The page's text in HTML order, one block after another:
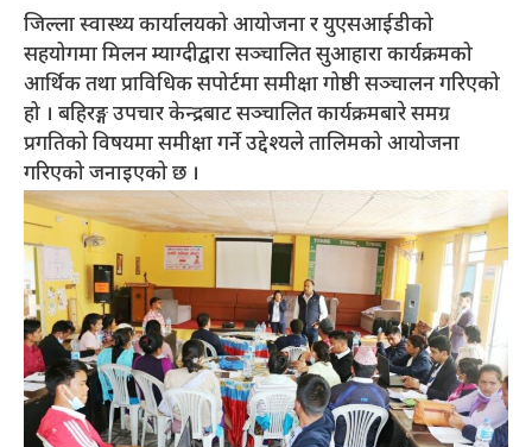
जिल्ला स्वास्थ्य कार्यालयको आयोजना र युएसआईडीको
सहयोगमा मिलन म्याग्दीद्वारा सञ्चालित सुआहारा कार्यक्रमको
आर्थिक तथा प्राविधिक सपोर्टमा समीक्षा गोष्ठी सञ्चालन गरिएको
हो । बहिरङ्ग उपचार केन्द्रबाट सञ्चालित कार्यक्रमबारे समग्र
प्रगतिको विषयमा समीक्षा गर्ने उद्देश्यले तालिमको आयोजना
गरिएको जनाइएको छ ।